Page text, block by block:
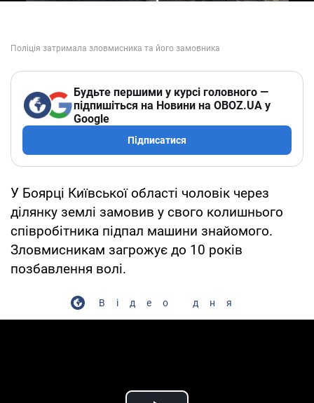
Будьте першими у курсі головного —
підпишіться на Новини на OBOZ.UA у
Google
Підписатися
У Боярці Київської області чоловік через
ділянку землі замовив у свого колишнього
співробітника підпал машини знайомого.
Зловмисникам загрожує до 10 років
позбавлення волі.
Відео дня